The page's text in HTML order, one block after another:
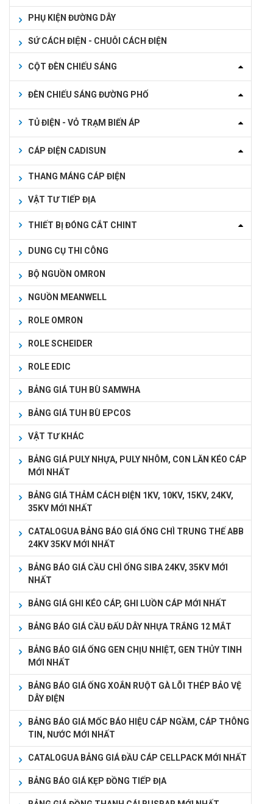
PHỤ KIỆN ĐƯỜNG DÂY
SỨ CÁCH ĐIỆN - CHUỖI CÁCH ĐIỆN
CỘT ĐÈN CHIẾU SÁNG
ĐÈN CHIẾU SÁNG ĐƯỜNG PHỐ
TỦ ĐIỆN - VỎ TRẠM BIẾN ÁP
CÁP ĐIỆN CADISUN
THANG MÁNG CÁP ĐIỆN
VẬT TƯ TIẾP ĐỊA
THIẾT BỊ ĐÓNG CẮT CHINT
DUNG CỤ THI CÔNG
BỘ NGUỒN OMRON
NGUỒN MEANWELL
ROLE OMRON
ROLE SCHEIDER
ROLE EDIC
BẢNG GIÁ TUH BÙ SAMWHA
BẢNG GIÁ TUH BÙ EPCOS
VẬT TƯ KHÁC
BẢNG GIÁ PULY NHỰA, PULY NHÔM, CON LĂN KÉO CÁP
MỚI NHẤT
BẢNG GIÁ THẢM CÁCH ĐIỆN 1KV, 10KV, 15KV, 24KV,
35KV MỚI NHẤT
CATALOGUA BẢNG BÁO GIÁ ỐNG CHÌ TRUNG THẾ ABB
24KV 35KV MỚI NHẤT
BẢNG BÁO GIÁ CẦU CHÌ ỐNG SIBA 24KV, 35KV MỚI
NHẤT
BẢNG GIÁ GHI KÉO CÁP, GHI LUỒN CÁP MỚI NHẤT
BẢNG BÁO GIÁ CẦU ĐẤU DÂY NHỰA TRẮNG 12 MẮT
BẢNG BÁO GIÁ ỐNG GEN CHỊU NHIỆT, GEN THỦY TINH
MỚI NHẤT
BẢNG BÁO GIÁ ỐNG XOẮN RUỘT GÀ LÕI THÉP BẢO VỆ
DÂY ĐIỆN
BẢNG BÁO GIÁ MỐC BÁO HIỆU CÁP NGẦM, CÁP THÔNG
TIN, NƯỚC MỚI NHẤT
CATALOGUA BẢNG GIÁ ĐẦU CÁP CELLPACK MỚI NHẤT
BẢNG BÁO GIÁ KẸP ĐỒNG TIẾP ĐỊA